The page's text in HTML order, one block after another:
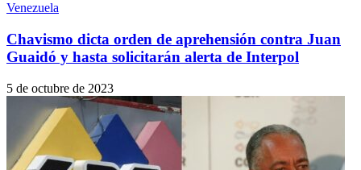
Venezuela
Chavismo dicta orden de aprehensión contra Juan
Guaidó y hasta solicitarán alerta de Interpol
5 de octubre de 2023